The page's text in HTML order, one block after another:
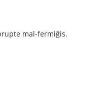
mal-fermiĝis.